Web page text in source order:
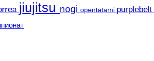
jiujitsu nogi opentatami purplebelt